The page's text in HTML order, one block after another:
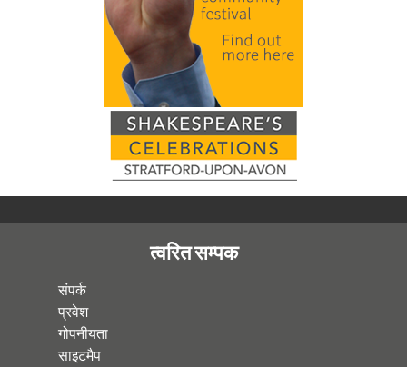
त्वरित सम्पक
संपर्क
प्रवेश
गोपनीयता
साइटमैप